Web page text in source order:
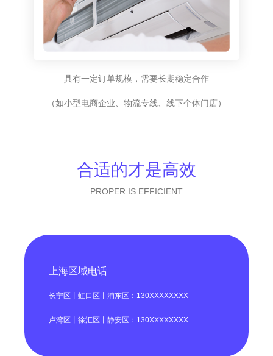
具有一定订单规模，需要长期稳定合作
（如小型电商企业、物流专线、线下个体门店）
合适的才是高效
PROPER IS EFFICIENT
上海区域电话
长宁区丨虹口区丨浦东区：130XXXXXXXX
卢湾区丨徐汇区丨静安区：130XXXXXXXX